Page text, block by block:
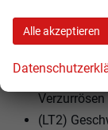
Tagfahrlicht
(3GD)
Verzurrösen
(LT2)
Alle akzeptieren